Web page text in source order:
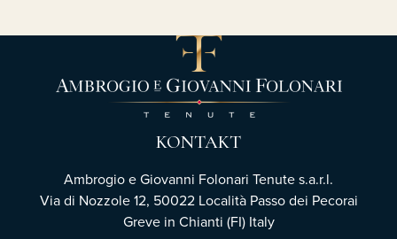
KONTAKT
Ambrogio e Giovanni Folonari Tenute s.a.r.l.
Via di Nozzole 12, 50022 Località Passo dei Pecorai
Greve in Chianti (FI) Italy